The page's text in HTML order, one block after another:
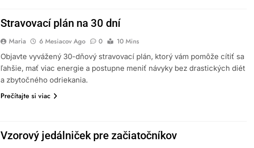
Stravovací plán na 30 dní
Maria 6 Mesiacov Ago 0
10 Mins
Objavte vyvážený 30-dňový stravovací plán, ktorý vám pomôže cítiť sa
ľahšie, mať viac energie a postupne meniť návyky bez drastických diét
a zbytočného odriekania.
Prečítajte si viac
Vzorový jedálniček pre začiatočníkov